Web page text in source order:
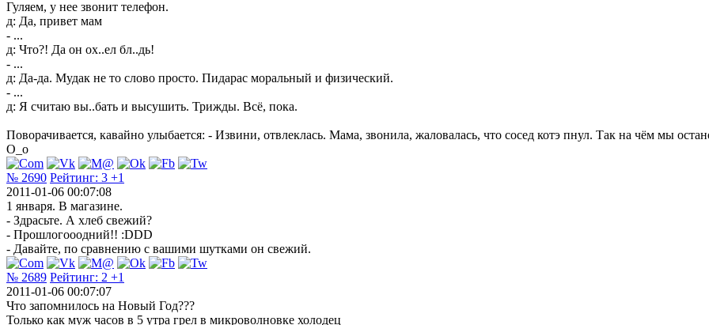
Гуляем, у нее звонит телефон.
д: Да, привет мам
- ...
д: Что?! Да он ох..ел бл..дь!
- ...
д: Да-да. Мудак не то слово просто. Пидарас моральный и физический.
- ...
д: Я считаю вы..бать и высушить. Трижды. Всё, пока.
Поворачивается, кавайно улыбается: - Извини, отвлеклась. Мама, звонила, жаловалась, что сосед котэ пнул. Так на чём мы
О_о
№ 2690 Рейтинг: 3 +1
2011-01-06 00:07:08
1 января. В магазине.
- Здрасьте. А хлеб свежий?
- Прошлогооодний!! :DDD
- Давайте, по сравнению с вашими шутками он свежий.
№ 2689 Рейтинг: 2 +1
2011-01-06 00:07:07
Что запомнилось на Новый Год???
Только как муж часов в 5 утра грел в микроволновке холодец